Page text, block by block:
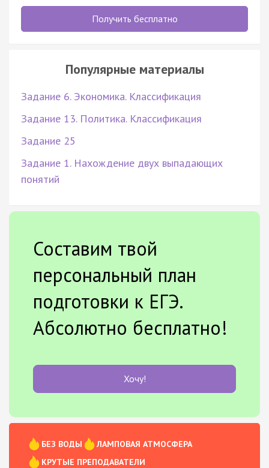
Получить бесплатно
Популярные материалы
Задание 6. Экономика. Классификация
Задание 13. Политика. Классификация
Задание 25
Задание 1. Нахождение двух выпадающих
понятий
Составим твой
персональный план
подготовки к ЕГЭ.
Абсолютно бесплатно!
Хочу!
БЕЗ ВОДЫ
ЛАМПОВАЯ АТМОСФЕРА
КРУТЫЕ ПРЕПОДАВАТЕЛИ